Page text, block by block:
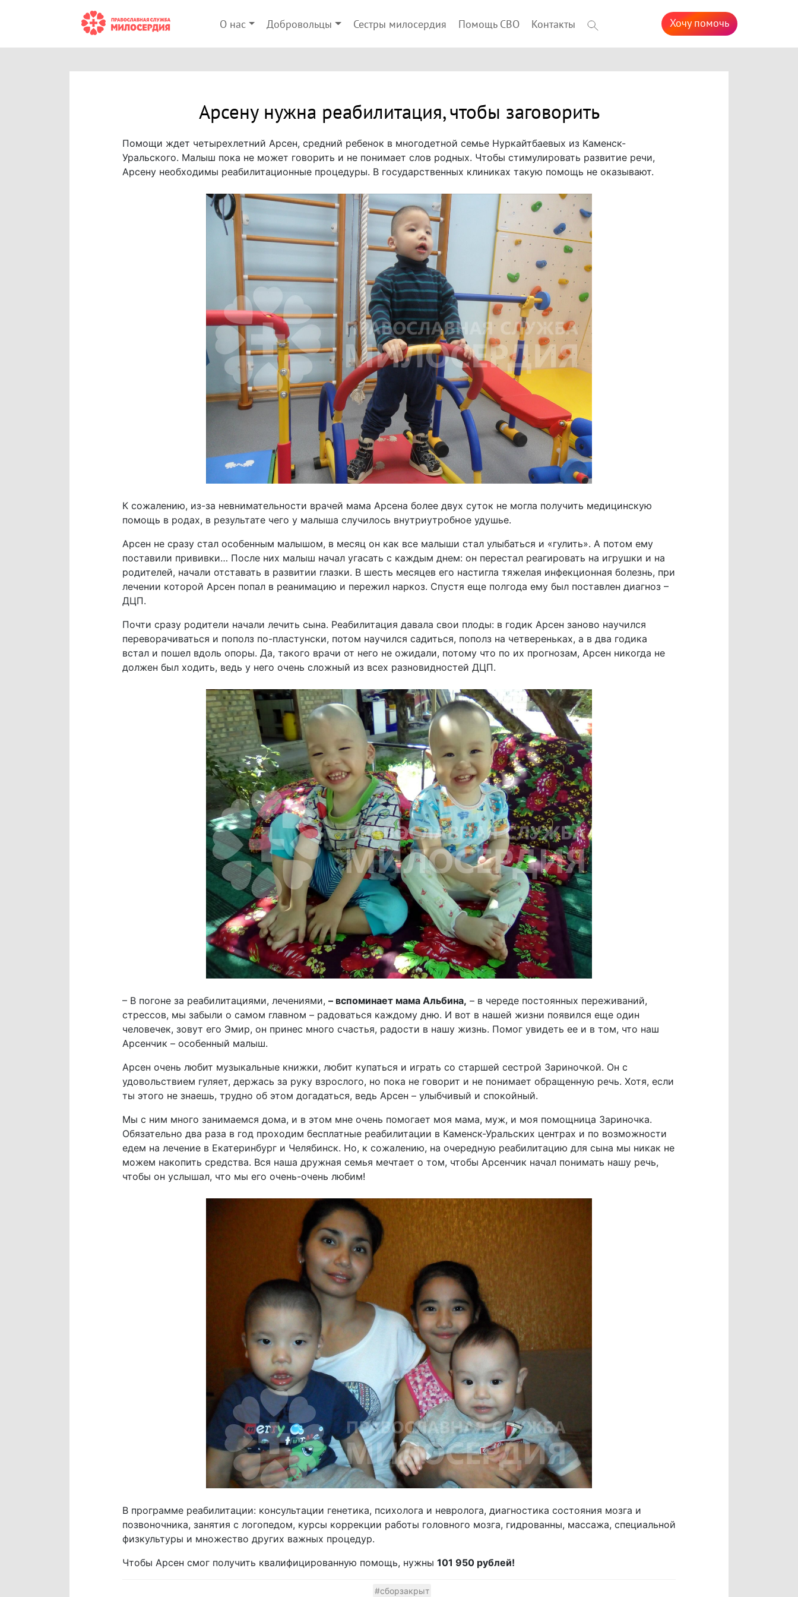
О нас Добровольцы Сестры милосердия Помощь СВО Контакты Хочу помочь
Арсену нужна реабилитация, чтобы заговорить
Помощи ждет четырехлетний Арсен, средний ребенок в многодетной семье Нуркайтбаевых из Каменск-
Уральского. Малыш пока не может говорить и не понимает слов родных. Чтобы стимулировать развитие речи,
Арсену необходимы реабилитационные процедуры. В государственных клиниках такую помощь не оказывают.
К сожалению, из-за невнимательности врачей мама Арсена более двух суток не могла получить медицинскую
помощь в родах, в результате чего у малыша случилось внутриутробное удушье.
Арсен не сразу стал особенным малышом, в месяц он как все малыши стал улыбаться и «гулить». А потом ему
поставили прививки… После них малыш начал угасать с каждым днем: он перестал реагировать на игрушки и на
родителей, начали отставать в развитии глазки. В шесть месяцев его настигла тяжелая инфекционная болезнь, при
лечении которой Арсен попал в реанимацию и пережил наркоз. Спустя еще полгода ему был поставлен диагноз –
ДЦП.
Почти сразу родители начали лечить сына. Реабилитация давала свои плоды: в годик Арсен заново научился
переворачиваться и пополз по-пластунски, потом научился садиться, пополз на четвереньках, а в два годика
встал и пошел вдоль опоры. Да, такого врачи от него не ожидали, потому что по их прогнозам, Арсен никогда не
должен был ходить, ведь у него очень сложный из всех разновидностей ДЦП.
– В погоне за реабилитациями, лечениями, – вспоминает мама Альбина, – в череде постоянных переживаний,
стрессов, мы забыли о самом главном – радоваться каждому дню. И вот в нашей жизни появился еще один
человечек, зовут его Эмир, он принес много счастья, радости в нашу жизнь. Помог увидеть ее и в том, что наш
Арсенчик – особенный малыш.
Арсен очень любит музыкальные книжки, любит купаться и играть со старшей сестрой Зариночкой. Он с
удовольствием гуляет, держась за руку взрослого, но пока не говорит и не понимает обращенную речь. Хотя, если
ты этого не знаешь, трудно об этом догадаться, ведь Арсен – улыбчивый и спокойный.
Мы с ним много занимаемся дома, и в этом мне очень помогает моя мама, муж, и моя помощница Зариночка.
Обязательно два раза в год проходим бесплатные реабилитации в Каменск-Уральских центрах и по возможности
едем на лечение в Екатеринбург и Челябинск. Но, к сожалению, на очередную реабилитацию для сына мы никак не
можем накопить средства. Вся наша дружная семья мечтает о том, чтобы Арсенчик начал понимать нашу речь,
чтобы он услышал, что мы его очень-очень любим!
В программе реабилитации: консультации генетика, психолога и невролога, диагностика состояния мозга и
позвоночника, занятия с логопедом, курсы коррекции работы головного мозга, гидрованны, массажа, специальной
физкультуры и множество других важных процедур.
Чтобы Арсен смог получить квалифицированную помощь, нужны 101 950 рублей!
#сборзакрыт